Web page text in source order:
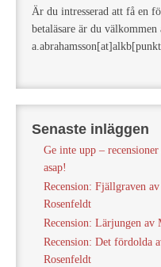
Är du intresserad att få en
betaläsare är du
Senaste inläggen
Ge inte upp –
asap!
Recension: Fjällgraven
Rosenfeldt
Recension: Lärjungen av
Recension: Det fördolda
Rosenfeldt